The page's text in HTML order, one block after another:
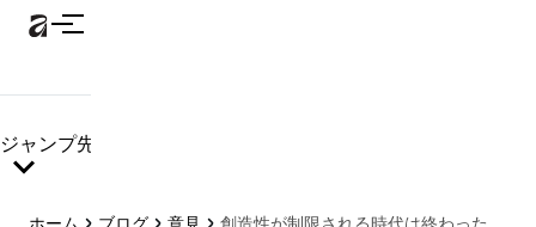
コ
テ
ン
ジャンプ先